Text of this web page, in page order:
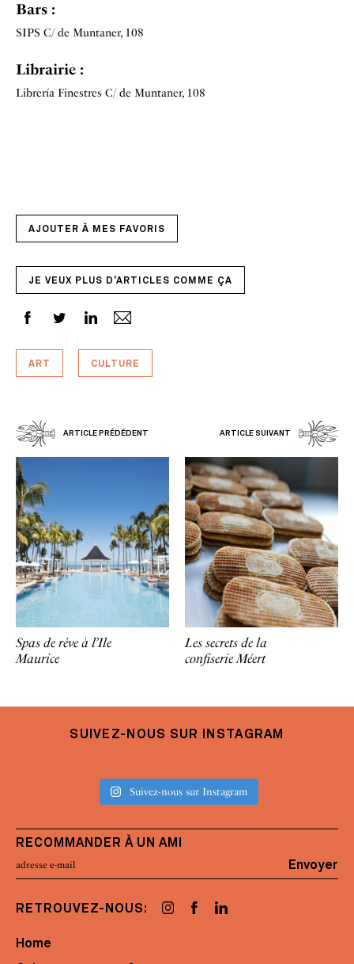
Bars :
SIPS C/ de Muntaner, 108
Librairie :
Librería Finestres C/ de Muntaner, 108
AJOUTER À MES FAVORIS
JE VEUX PLUS D'ARTICLES COMME ÇA
ART CULTURE
ARTICLE PRÉDÉDENT ARTICLE SUIVANT
Spas de rêve à l’Ile
Maurice
Les secrets de la
confiserie Méert
SUIVEZ-NOUS SUR INSTAGRAM
Suivez-nous sur Instagram
RECOMMANDER À UN AMI
Envoyer
RETROUVEZ-NOUS:
Home